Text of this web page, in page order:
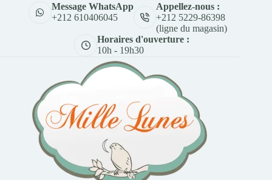
Message WhatsApp
+212 610406045
Appellez-nous :
+212 5229-86398
(ligne du magasin)
Horaires d'ouverture :
10h - 19h30